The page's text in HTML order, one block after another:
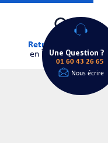
Retrait sur place
en Île-de-France
Une Question ?
01 60 43 26 65
Nous écrire